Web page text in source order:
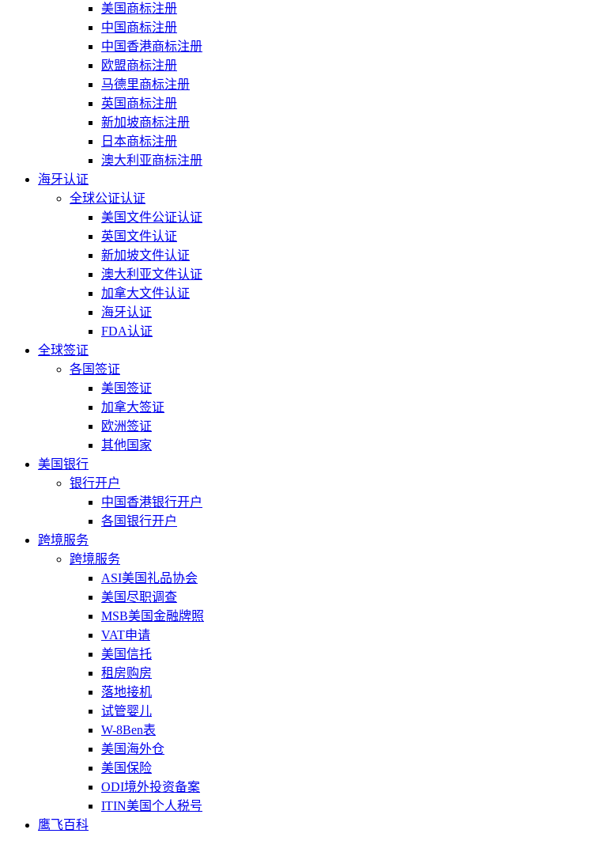
美国商标注册
中国商标注册
中国香港商标注册
欧盟商标注册
马德里商标注册
英国商标注册
新加坡商标注册
日本商标注册
澳大利亚商标注册
海牙认证
全球公证认证
美国文件公证认证
英国文件认证
新加坡文件认证
澳大利亚文件认证
加拿大文件认证
海牙认证
FDA认证
全球签证
各国签证
美国签证
加拿大签证
欧洲签证
其他国家
美国银行
银行开户
中国香港银行开户
各国银行开户
跨境服务
跨境服务
ASI美国礼品协会
美国尽职调查
MSB美国金融牌照
VAT申请
美国信托
租房购房
落地接机
试管婴儿
W-8Ben表
美国海外仓
美国保险
ODI境外投资备案
ITIN美国个人税号
鹰飞百科